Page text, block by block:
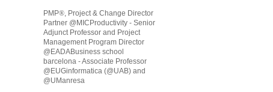
PMP®, Project & Change Director
Partner @MICProductivity - Senior
Adjunct Professor and Project
Management Program Director
@EADABusiness school
barcelona - Associate Professor
@EUGinformatica (@UAB) and
@UManresa